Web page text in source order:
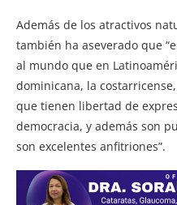
Además de los atractivos
también ha aseverado que
al mundo que en
dominicana, la
que tienen libertad de
democracia, y además son
son excelentes anfitriones”.